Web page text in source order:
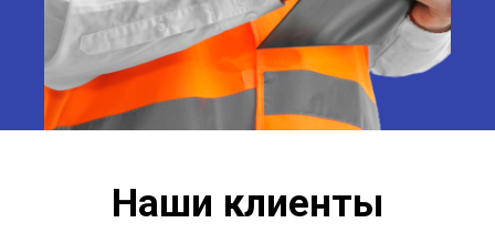
Наши клиенты